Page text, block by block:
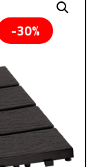
30%
Modular 35